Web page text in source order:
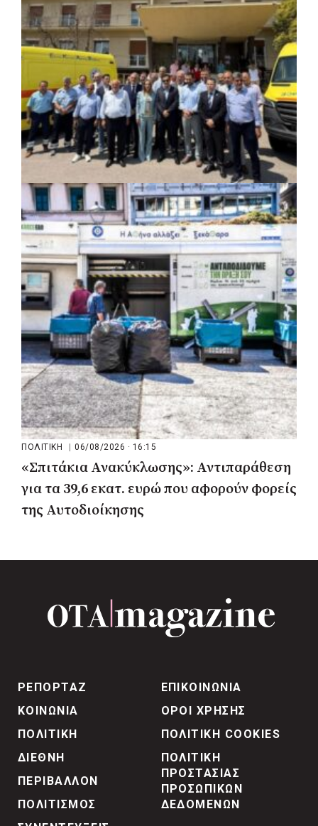
ΚΟΙΝΩΝΙΑ | 06/08/2026 · 17:01
Περιφέρεια Στερεάς Ελλάδας: Ενίσχυση
του ΕΣΥ με 34 νέα ασθενοφόρα από
πόρους του ΕΣΠΑ
ΠΟΛΙΤΙΚΗ 06/08/2026 · 16:15
«Σπιτάκια Ανακύκλωσης»: Αντιπαράθεση
για τα 39,6 εκατ. ευρώ που αφορούν φορείς
της Αυτοδιοίκησης
ΡΕΠΟΡΤΑΖ
ΚΟΙΝΩΝΙΑ
ΠΟΛΙΤΙΚΗ
ΔΙΕΘΝΗ
ΠΕΡΙΒΑΛΛΟΝ
ΠΟΛΙΤΙΣΜΟΣ
ΕΠΙΚΟΙΝΩΝΙΑ
ΟΡΟΙ ΧΡΗΣΗΣ
ΠΟΛΙΤΙΚΗ COOKIES
ΠΟΛΙΤΙΚΗ
ΠΡΟΣΤΑΣΙΑΣ
ΠΡΟΣΩΠΙΚΩΝ
ΔΕΔΟΜΕΝΩΝ